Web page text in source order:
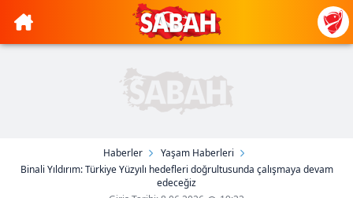
Haberler
Yaşam Haberleri
Binali Yıldırım: Türkiye Yüzyılı hedefleri doğrultusunda çalışmaya devam
edeceğiz